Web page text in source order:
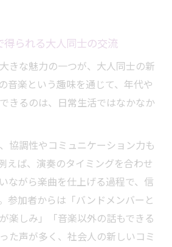
得られる大人同士の交流
きな魅力の一つが、大人同士の新
音楽という趣味を通じて、年代や
きるのは、日常生活ではなかなか
協調性やコミュニケーション力も
えば、演奏のタイミングを合わせ
ながら楽曲を仕上げる過程で、信
参加者からは「バンドメンバーと
楽しみ」「音楽以外の話もできる
た声が多く、社会人の新しいコミ